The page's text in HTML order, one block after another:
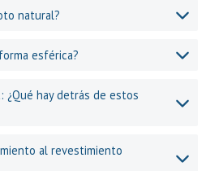
hay detrás de estos